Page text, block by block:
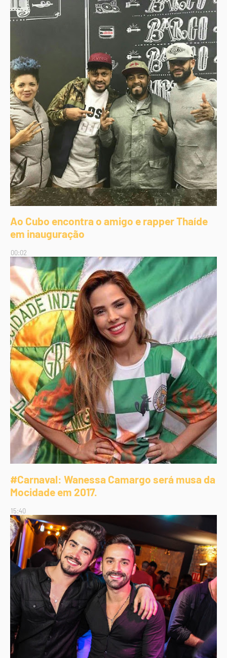
Ao Cubo encontra o amigo e rapper Thaíde
em inauguração
00:02
#Carnaval: Wanessa Camargo será musa da
Mocidade em 2017.
15:40